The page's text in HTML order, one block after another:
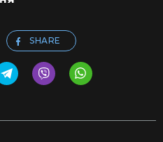
SHARE